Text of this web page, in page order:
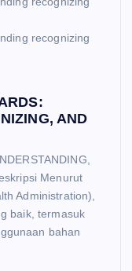
recognizing
AND
Menurut
Administration),
baik, termasuk
bahan